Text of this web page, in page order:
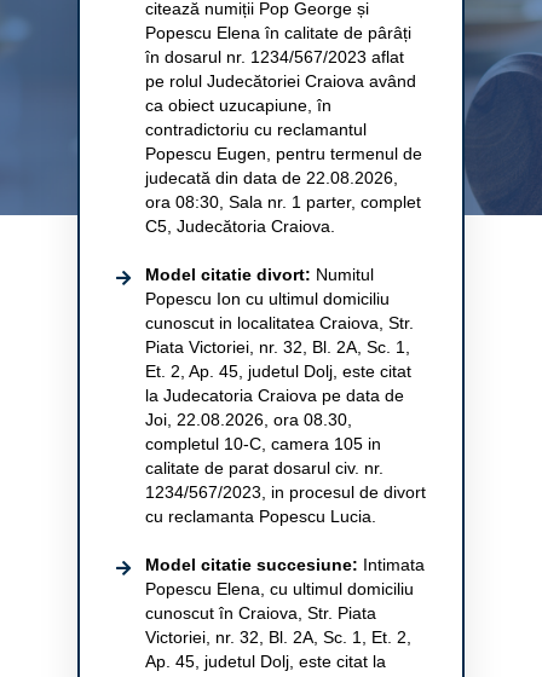
citează numiții Pop George și
Popescu Elena în calitate de pârâți
în dosarul nr. 1234/567/2023 aflat
pe rolul Judecătoriei Craiova având
ca obiect uzucapiune, în
contradictoriu cu reclamantul
Popescu Eugen, pentru termenul de
judecată din data de 22.08.2026,
ora 08:30, Sala nr. 1 parter, complet
C5, Judecătoria Craiova.
Model citatie divort: Numitul
Popescu Ion cu ultimul domiciliu
cunoscut in localitatea Craiova, Str.
Piata Victoriei, nr. 32, Bl. 2A, Sc. 1,
Et. 2, Ap. 45, judetul Dolj, este citat
la Judecatoria Craiova pe data de
Joi, 22.08.2026, ora 08.30,
completul 10-C, camera 105 in
calitate de parat dosarul civ. nr.
1234/567/2023, in procesul de divort
cu reclamanta Popescu Lucia.
Model citatie succesiune: Intimata
Popescu Elena, cu ultimul domiciliu
cunoscut în Craiova, Str. Piata
Victoriei, nr. 32, Bl. 2A, Sc. 1, Et. 2,
Ap. 45, judetul Dolj, este citat la